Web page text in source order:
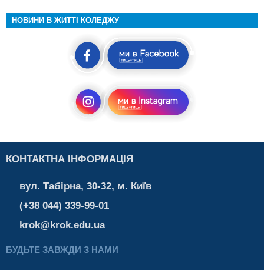
НОВИНИ В ЖИТТІ КОЛЕДЖУ
КОНТАКТНА ІНФОРМАЦІЯ
вул. Табірна, 30-32, м. Київ
(+38 044) 339-99-01
krok@krok.edu.ua
БУДЬТЕ ЗАВЖДИ З НАМИ